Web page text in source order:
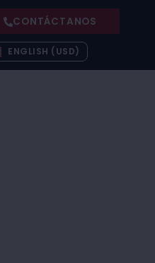
CONTÁCTANOS
ENGLISH (USD)